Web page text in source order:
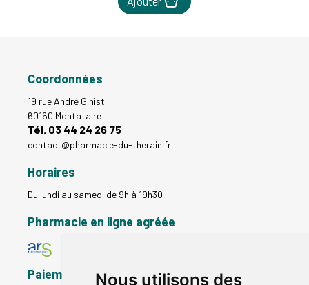
Nous utilisons des
Coordonnées
19 rue André Ginisti
60160 Montataire
Tél. 03 44 24 26 75
contact@pharmacie-du-therain.fr
Horaires
Du lundi au samedi de 9h à 19h30
Pharmacie en ligne agréée
Paiement sécurisé